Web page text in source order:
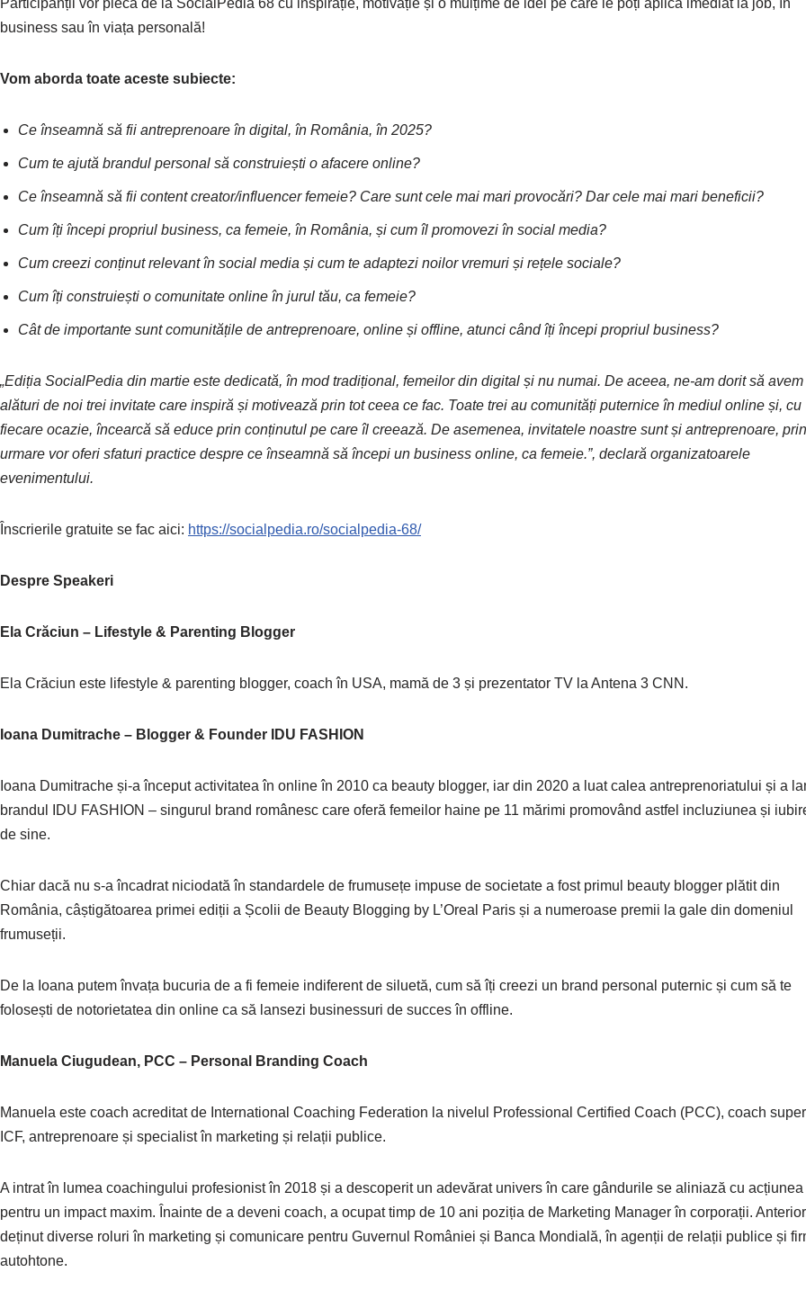
Participanții vor pleca de la SocialPedia 68 cu inspirație, motivație și o mulțime de idei pe care le poți aplica imediat la job, în
business sau în viața personală!
Vom aborda toate aceste subiecte:
Ce înseamnă să fii antreprenoare în digital, în România, în 2025?
Cum te ajută brandul personal să construiești o afacere online?
Ce înseamnă să fii content creator/influencer femeie? Care sunt cele mai mari provocări? Dar cele mai mari beneficii?
Cum îți începi propriul business, ca femeie, în România, și cum îl promovezi în social media?
Cum creezi conținut relevant în social media și cum te adaptezi noilor vremuri și rețele sociale?
Cum îți construiești o comunitate online în jurul tău, ca femeie?
Cât de importante sunt comunitățile de antreprenoare, online și offline, atunci când îți începi propriul business?
„Ediția SocialPedia din martie este dedicată, în mod tradițional, femeilor din digital și nu numai. De aceea, ne-am dorit să avem
alături de noi trei invitate care inspiră și motivează prin tot ceea ce fac. Toate trei au comunități puternice în mediul online și, cu
fiecare ocazie, încearcă să educe prin conținutul pe care îl creează. De asemenea, invitatele noastre sunt și antreprenoare, prin
urmare vor oferi sfaturi practice despre ce înseamnă să începi un business online, ca femeie.”, declară organizatoarele
evenimentului.
Înscrierile gratuite se fac aici: https://socialpedia.ro/socialpedia-68/
Despre Speakeri
Ela Crăciun – Lifestyle & Parenting Blogger
Ela Crăciun este lifestyle & parenting blogger, coach în USA, mamă de 3 și prezentator TV la Antena 3 CNN.
Ioana Dumitrache – Blogger & Founder IDU FASHION
Ioana Dumitrache și-a început activitatea în online în 2010 ca beauty blogger, iar din 2020 a luat calea antreprenoriatului și a
brandul IDU FASHION – singurul brand românesc care oferă femeilor haine pe 11 mărimi promovând astfel incluziunea și
de sine.
Chiar dacă nu s-a încadrat niciodată în standardele de frumusețe impuse de societate a fost primul beauty blogger plătit din
România, câștigătoarea primei ediții a Școlii de Beauty Blogging by L’Oreal Paris și a numeroase premii la gale din domeniul
frumuseții.
De la Ioana putem învața bucuria de a fi femeie indiferent de siluetă, cum să îți creezi un brand personal puternic și cum să te
folosești de notorietatea din online ca să lansezi businessuri de succes în offline.
Manuela Ciugudean, PCC – Personal Branding Coach
Manuela este coach acreditat de International Coaching Federation la nivelul Professional Certified Coach (PCC), coach
ICF, antreprenoare și specialist în marketing și relații publice.
A intrat în lumea coachingului profesionist în 2018 și a descoperit un adevărat univers în care gândurile se aliniază cu acțiunea
pentru un impact maxim. Înainte de a deveni coach, a ocupat timp de 10 ani poziția de Marketing Manager în corporații.
deținut diverse roluri în marketing și comunicare pentru Guvernul României și Banca Mondială, în agenții de relații publice și
autohtone.